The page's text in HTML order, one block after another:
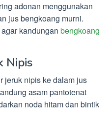
adonan menggunakan
jus bengkoang murni.
kandungan bengkoang
Nipis
jeruk nipis ke dalam jus
asam pantotenat
noda hitam dan bintik